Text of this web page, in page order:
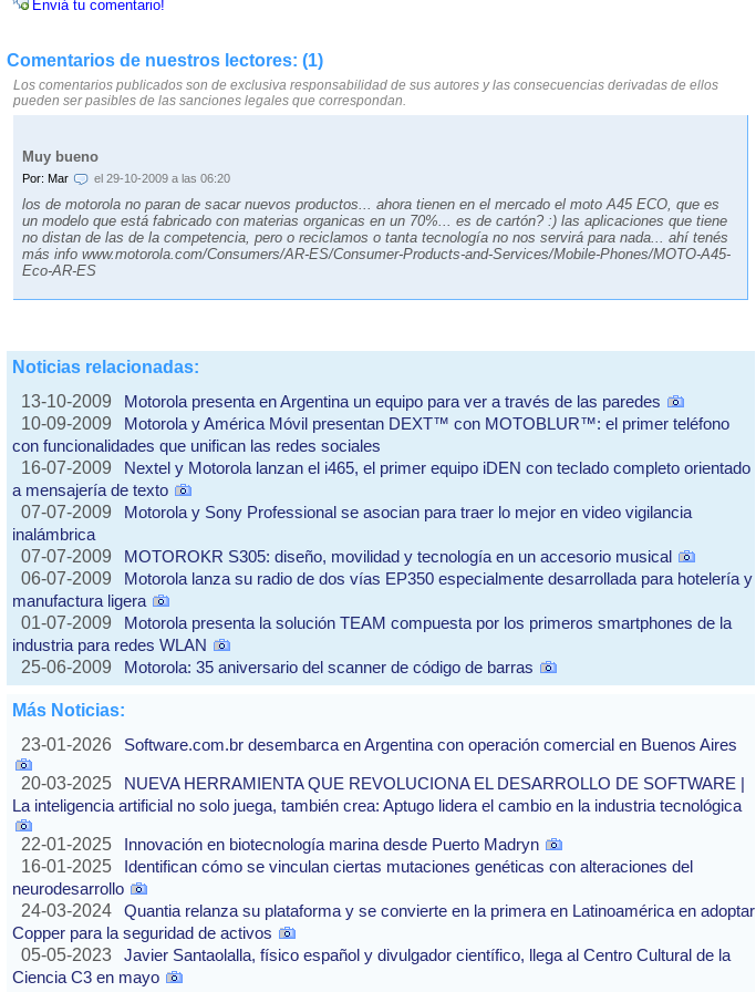
Enviá tu comentario!
Comentarios de nuestros lectores: (1)
Los comentarios publicados son de exclusiva responsabilidad de sus autores y las consecuencias derivadas de ellos
pueden ser pasibles de las sanciones legales que correspondan.
Muy bueno
Por: Mar el 29-10-2009 a las 06:20
los de motorola no paran de sacar nuevos productos... ahora tienen en el mercado el moto A45 ECO, que es
un modelo que está fabricado con materias organicas en un 70%... es de cartón? :) las aplicaciones que tiene
no distan de las de la competencia, pero o reciclamos o tanta tecnologí­a no nos servirá para nada... ahí­ tenés
más info www.motorola.com/Consumers/AR-ES/Consumer-Products-and-Services/Mobile-Phones/MOTO-A45-
Eco-AR-ES
Noticias relacionadas:
13-10-2009
Motorola presenta en Argentina un equipo para ver a través de las paredes
10-09-2009
Motorola y América Móvil presentan DEXT™ con MOTOBLUR™: el primer teléfono
con funcionalidades que unifican las redes sociales
16-07-2009
Nextel y Motorola lanzan el i465, el primer equipo iDEN con teclado completo orientado
a mensajería de texto
07-07-2009
Motorola y Sony Professional se asocian para traer lo mejor en video vigilancia
inalámbrica
07-07-2009
MOTOROKR S305: diseño, movilidad y tecnología en un accesorio musical
06-07-2009
Motorola lanza su radio de dos vías EP350 especialmente desarrollada para hotelería y
manufactura ligera
01-07-2009
Motorola presenta la solución TEAM compuesta por los primeros smartphones de la
industria para redes WLAN
25-06-2009
Motorola: 35 aniversario del scanner de código de barras
Más Noticias:
23-01-2026
Software.com.br desembarca en Argentina con operación comercial en Buenos Aires
20-03-2025
NUEVA HERRAMIENTA QUE REVOLUCIONA EL DESARROLLO DE SOFTWARE |
La inteligencia artificial no solo juega, también crea: Aptugo lidera el cambio en la industria tecnológica
22-01-2025
Innovación en biotecnología marina desde Puerto Madryn
16-01-2025
Identifican cómo se vinculan ciertas mutaciones genéticas con alteraciones del
neurodesarrollo
24-03-2024
Quantia relanza su plataforma y se convierte en la primera en Latinoamérica en adoptar
Copper para la seguridad de activos
05-05-2023
Javier Santaolalla, físico español y divulgador científico, llega al Centro Cultural de la
Ciencia C3 en mayo